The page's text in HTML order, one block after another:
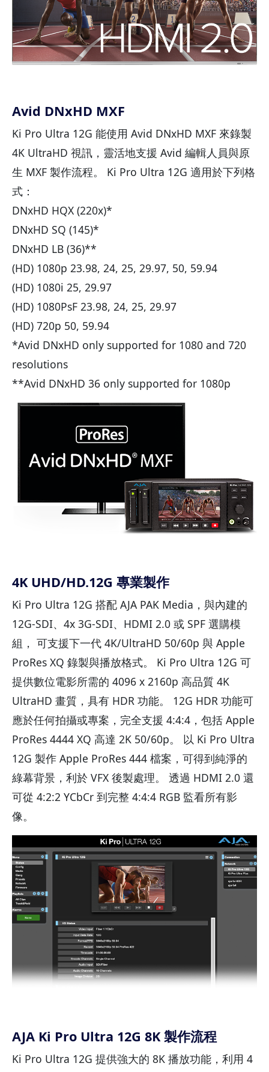
Avid DNxHD MXF
Ki Pro Ultra 12G 能使用 Avid DNxHD MXF 來錄製
4K UltraHD 視訊，靈活地支援 Avid 編輯人員與原
生 MXF 製作流程。 Ki Pro Ultra 12G 適用於下列格
式：
DNxHD HQX (220x)*
DNxHD SQ (145)*
DNxHD LB (36)**
(HD) 1080p 23.98, 24, 25, 29.97, 50, 59.94
(HD) 1080i 25, 29.97
(HD) 1080PsF 23.98, 24, 25, 29.97
(HD) 720p 50, 59.94
*Avid DNxHD only supported for 1080 and 720
resolutions
**Avid DNxHD 36 only supported for 1080p
4K UHD/HD.12G 專業製作
Ki Pro Ultra 12G 搭配 AJA PAK Media，與內建的
12G-SDI、4x 3G-SDI、HDMI 2.0 或 SPF 選購模
組， 可支援下一代 4K/UltraHD 50/60p 與 Apple
ProRes XQ 錄製與播放格式。 Ki Pro Ultra 12G 可
提供數位電影所需的 4096 x 2160p 高品質 4K
UltraHD 畫質，具有 HDR 功能。 12G HDR 功能可
應於任何拍攝或專案，完全支援 4:4:4，包括 Apple
ProRes 4444 XQ 高達 2K 50/60p。 以 Ki Pro Ultra
12G 製作 Apple ProRes 444 檔案，可得到純淨的
綠幕背景，利於 VFX 後製處理。 透過 HDMI 2.0 還
可從 4:2:2 YCbCr 到完整 4:4:4 RGB 監看所有影
像。
AJA Ki Pro Ultra 12G 8K 製作流程
Ki Pro Ultra 12G 提供強大的 8K 播放功能，利用 4